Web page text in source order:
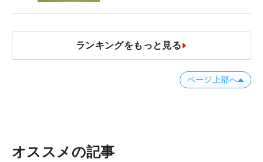
ランキングをもっと見る
ページ上部へ
オススメの記事